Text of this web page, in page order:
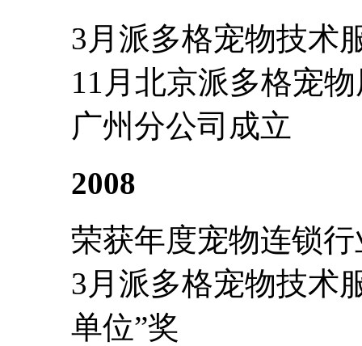
3月派多格宠物技术
11月北京派多格宠
广州分公司成立
2008
荣获年度宠物连锁
3月派多格宠物技术
单位”奖